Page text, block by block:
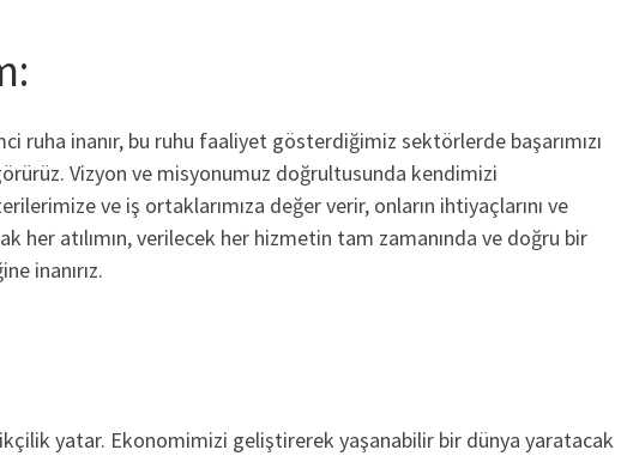
ruha inanır, bu ruhu faaliyet gösterdiğimiz sektörlerde başarımızı
Vizyon ve misyonumuz doğrultusunda kendimizi
ve iş ortaklarımıza değer verir, onların ihtiyaçlarını ve
her atılımın, verilecek her hizmetin tam zamanında ve doğru bir
inanırız.
yatar. Ekonomimizi geliştirerek yaşanabilir bir dünya yaratacak